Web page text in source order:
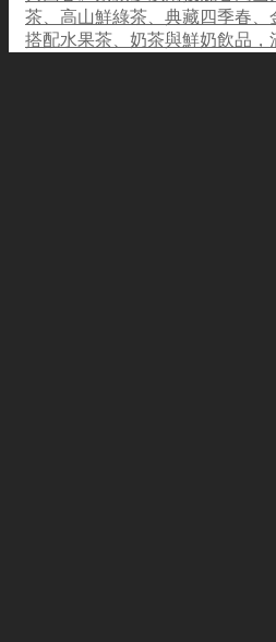
茶、高山鮮綠茶、典藏四季春
搭配水果茶、奶茶與鮮奶飲品，